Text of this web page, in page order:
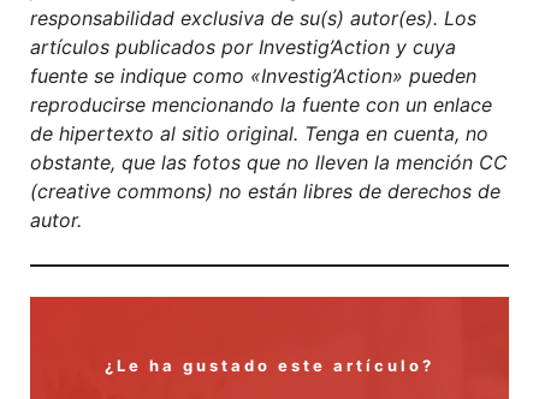
responsabilidad exclusiva de su(s) autor(es). Los
artículos publicados por Investig’Action y cuya
fuente se indique como «Investig’Action» pueden
reproducirse mencionando la fuente con un enlace
de hipertexto al sitio original. Tenga en cuenta, no
obstante, que las fotos que no lleven la mención CC
(creative commons) no están libres de derechos de
autor.
¿Le ha gustado este artículo?